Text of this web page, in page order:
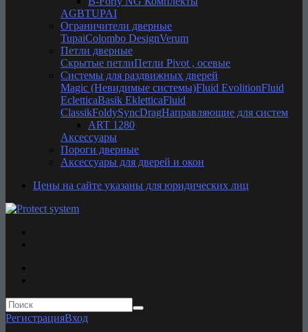
AGBTUPAI
Ограничители дверные
TupaiColombo DesignVerum
Петли дверные
Скрытые петлиПетли Pivot , осевые
Системы для раздвижных дверей
Magic (Невидимые системы)Fluid EvolitionFluid
EcletticaBasik EkletticaFluid
ClassikFoldySyncDragНаправляющие для систем
ART 1280
Аксессуары
Пороги дверные
Аксессуары для дверей и окон
Цены на сайте указаны для юридических лиц
РегистрацияВход